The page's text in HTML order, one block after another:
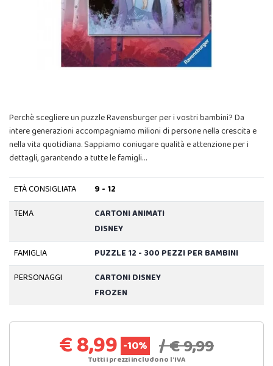
Perchè scegliere un puzzle Ravensburger per i vostri bambini? Da
intere generazioni accompagniamo milioni di persone nella crescita e
nella vita quotidiana. Sappiamo coniugare qualità e attenzione per i
dettagli, garantendo a tutte le famigli…
ETÀ CONSIGLIATA
9 - 12
TEMA
CARTONI ANIMATI
DISNEY
FAMIGLIA
PUZZLE 12 - 300 PEZZI PER BAMBINI
PERSONAGGI
CARTONI DISNEY
FROZEN
€ 8,99 -10% / € 9,99
Tutti i prezzi includono l'IVA